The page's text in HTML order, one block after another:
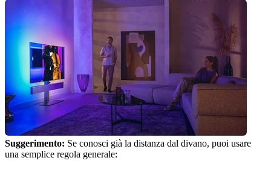
Suggerimento: Se conosci già la distanza dal divano, puoi usare
una semplice regola generale: